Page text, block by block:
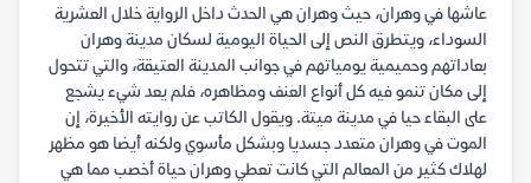
عاشها في وهران، حيث وهران هي الحدث داخل الرواية خلال العشرية
السوداء، ويتطرق النص إلى الحياة اليومية لسكان مدينة وهران
بعاداتهم وحميمية يومياتهم في جوانب المدينة العتيقة، والتي تتحول
إلى مكان تنمو فيه كل أنواع العنف ومظاهره، فلم يعد شيء يشجع
على البقاء حيا في مدينة ميتة. ويقول الكاتب عن روايته الأخيرة، إن
الموت في وهران متعدد جسديا وبشكل مأسوي ولكنه أيضا هو مظهر
لهلاك كثير من المعالم التي كانت تعطي وهران حياة أخصب مما هي